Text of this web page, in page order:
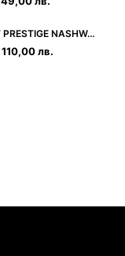
ARABIYAT PRESTIGE NASHWA SMOKE EDP 100ML
110,00лв.